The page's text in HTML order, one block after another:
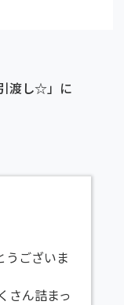
渡し☆」に
うございま
さん詰まっ